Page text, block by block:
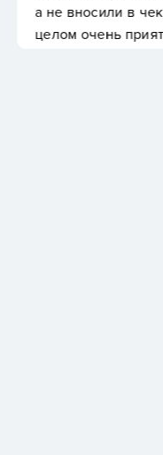
но так, думаю,
от клиники